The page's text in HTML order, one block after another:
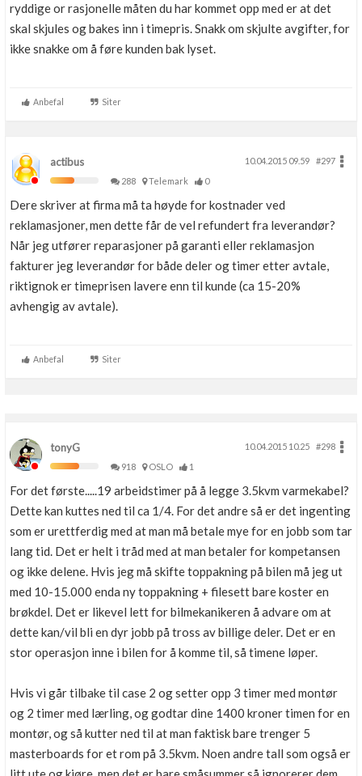
ryddige or rasjonelle måten du har kommet opp med er at det
skal skjules og bakes inn i timepris. Snakk om skjulte avgifter, for
ikke snakke om å føre kunden bak lyset.
Anbefal Siter
actibus 10.04.2015 09.59
#297
288
Telemark 0
Dere skriver at firma må ta høyde for kostnader ved
reklamasjoner, men dette får de vel refundert fra leverandør?
Når jeg utfører reparasjoner på garanti eller reklamasjon
fakturer jeg leverandør for både deler og timer etter avtale,
riktignok er timeprisen lavere enn til kunde (ca 15-20%
avhengig av avtale).
Anbefal Siter
tonyG 10.04.2015 10.25
#298
918
OSLO 1
For det første.....19 arbeidstimer på å legge 3.5kvm varmekabel?
Dette kan kuttes ned til ca 1/4. For det andre så er det ingenting
som er urettferdig med at man må betale mye for en jobb som tar
lang tid. Det er helt i tråd med at man betaler for kompetansen
og ikke delene. Hvis jeg må skifte toppakning på bilen må jeg ut
med 10-15.000 enda ny toppakning + filesett bare koster en
brøkdel. Det er likevel lett for bilmekanikeren å advare om at
dette kan/vil bli en dyr jobb på tross av billige deler. Det er en
stor operasjon inne i bilen for å komme til, så timene løper.
Hvis vi går tilbake til case 2 og setter opp 3 timer med montør
og 2 timer med lærling, og godtar dine 1400 kroner timen for en
montør, og så kutter ned til at man faktisk bare trenger 5
masterboards for et rom på 3.5kvm. Noen andre tall som også er